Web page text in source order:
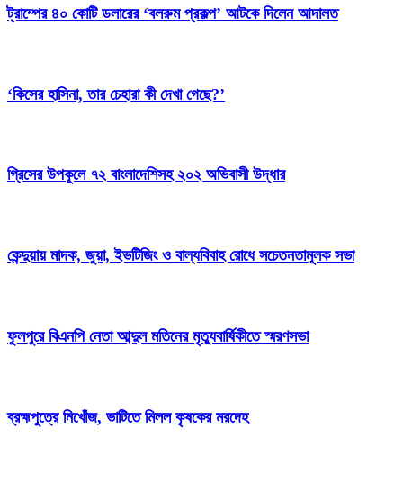
ট্রাম্পের ৪০ কোটি ডলারের ‘বলরুম প্রকল্প’ আটকে দিলেন আদালত
‘কিসের হাসিনা, তার চেহারা কী দেখা গেছে?’
গ্রিসের উপকূলে ৭২ বাংলাদেশিসহ ২০২ অভিবাসী উদ্ধার
কেন্দুয়ায় মাদক, জুয়া, ইভটিজিং ও বাল্যবিবাহ রোধে সচেতনতামূলক সভা
ফুলপুরে বিএনপি নেতা আব্দুল মতিনের মৃত্যুবার্ষিকীতে স্মরণসভা
ব্রহ্মপুত্রে নিখোঁজ, ভাটিতে মিলল কৃষকের মরদেহ